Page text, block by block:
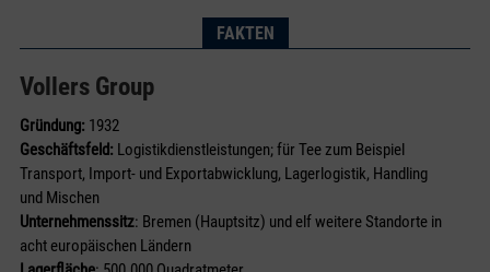
FAKTEN
Vollers Group
Gründung: 1932
Geschäftsfeld: Logistikdienstleistungen; für Tee zum Beispiel
Transport, Import- und Export­abwicklung, Lager­logistik, Handling
und Mischen
Unternehmenssitz: Bremen (Hauptsitz) und elf weitere Stand­orte in
acht europäischen Ländern